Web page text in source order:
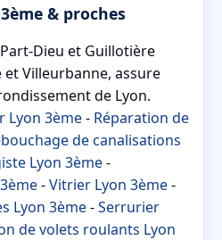
& proches
Dieu et Guillotière
Villeurbanne, assure
de Lyon.
Lyon 3ème- Réparation de
de canalisations
Lyon 3ème-
-Vitrier Lyon 3ème-
Lyon 3ème-Serrurier
de volets roulants Lyon